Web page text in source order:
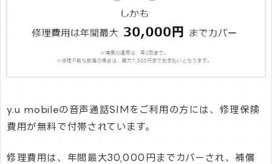
y.u mobileの音声通話SIMをご利用の方には、修理保険
費用が無料で付帯されています。
修理費用は、年間最大30,000円までカバーされ、補償